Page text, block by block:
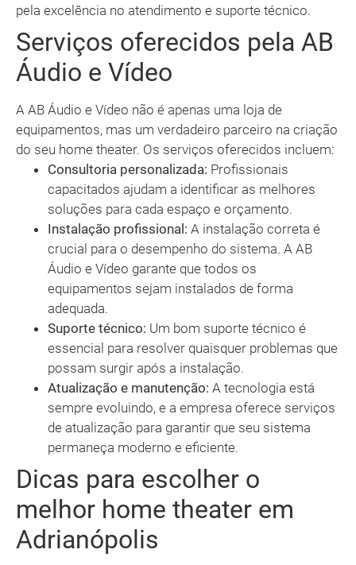
pela excelência no atendimento e suporte técnico.
Serviços oferecidos pela AB
Áudio e Vídeo
A AB Áudio e Vídeo não é apenas uma loja de
equipamentos, mas um verdadeiro parceiro na criação
do seu home theater. Os serviços oferecidos incluem:
Consultoria personalizada: Profissionais
capacitados ajudam a identificar as melhores
soluções para cada espaço e orçamento.
Instalação profissional: A instalação correta é
crucial para o desempenho do sistema. A AB
Áudio e Vídeo garante que todos os
equipamentos sejam instalados de forma
adequada.
Suporte técnico: Um bom suporte técnico é
essencial para resolver quaisquer problemas que
possam surgir após a instalação.
Atualização e manutenção: A tecnologia está
sempre evoluindo, e a empresa oferece serviços
de atualização para garantir que seu sistema
permaneça moderno e eficiente.
Dicas para escolher o
melhor home theater em
Adrianópolis